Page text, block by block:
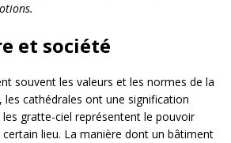
et société
souvent les valeurs et les normes de la
les cathédrales ont une signification
gratte-ciel représentent le pouvoir
lieu. La manière dont un bâtiment